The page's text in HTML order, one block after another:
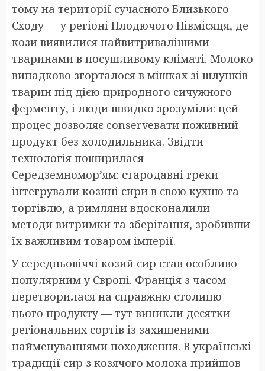
тому на території сучасного Близького
Сходу — у регіоні Плодючого Півмісяця, де
кози виявилися найвитривалішими
тваринами в посушливому кліматі. Молоко
випадково згорталося в мішках зі шлунків
тварин під дією природного сичужного
ферменту, і люди швидко зрозуміли: цей
процес дозволяє conserveвати поживний
продукт без холодильника. Звідти
технологія поширилася
Середземномор’ям: стародавні греки
інтегрували козині сири в свою кухню та
торгівлю, а римляни вдосконалили
методи витримки та зберігання, зробивши
їх важливим товаром імперії.
У середньовіччі козий сир став особливо
популярним у Європі. Франція з часом
перетворилася на справжню столицю
цього продукту — тут виникли десятки
регіональних сортів із захищеними
найменуваннями походження. В українські
традиції сир з козячого молока прийшов